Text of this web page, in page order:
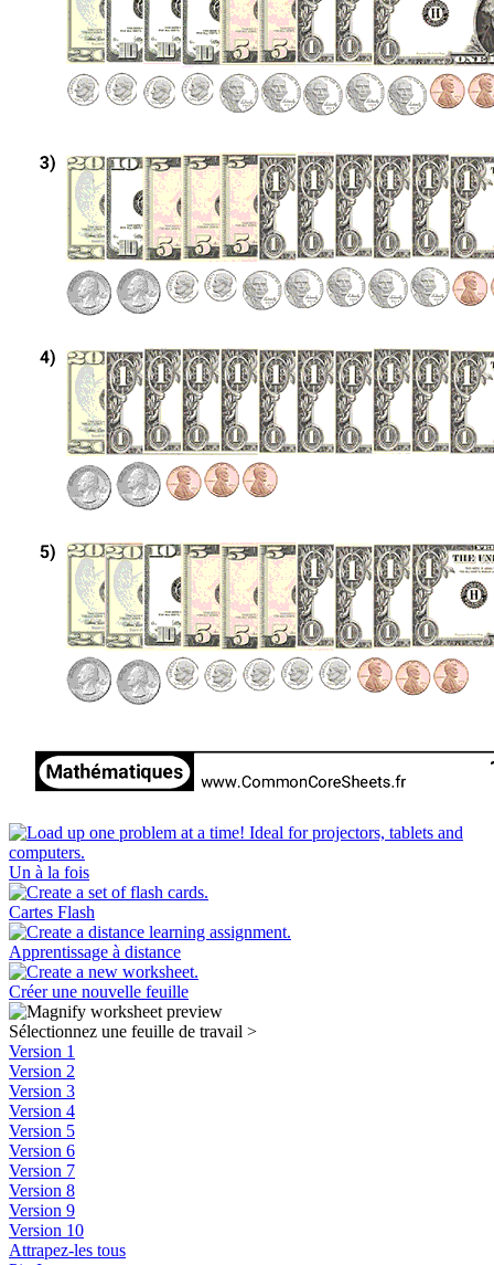
Un à la fois
Cartes Flash
Apprentissage à distance
Créer une nouvelle feuille
Sélectionnez une feuille de travail >
Version 1
Version 2
Version 3
Version 4
Version 5
Version 6
Version 7
Version 8
Version 9
Version 10
Attrapez-les tous